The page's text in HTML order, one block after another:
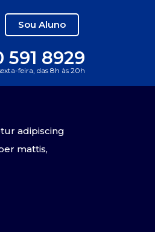
Sou Aluno
591 8929
feira, das 8h às 20h
adipiscing
mattis,